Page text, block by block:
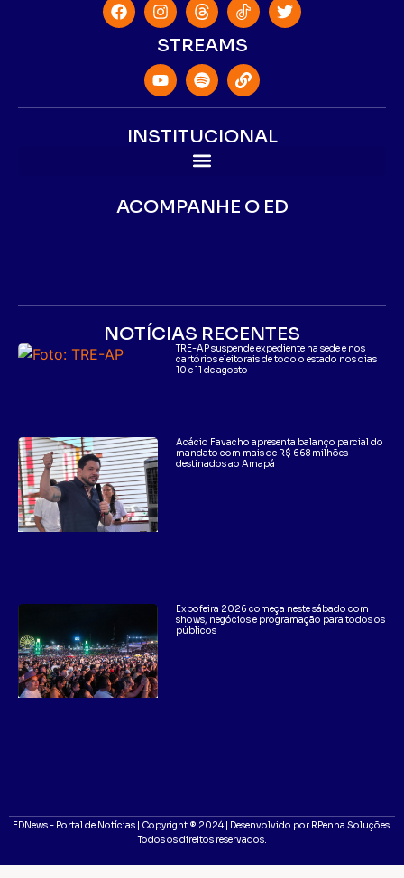
STREAMS
INSTITUCIONAL
ACOMPANHE O ED
NOTÍCIAS RECENTES
TRE-AP suspende expediente na sede e nos
cartórios eleitorais de todo o estado nos dias
10 e 11 de agosto
Acácio Favacho apresenta balanço parcial do
mandato com mais de R$ 668 milhões
destinados ao Amapá
Expofeira 2026 começa neste sábado com
shows, negócios e programação para todos os
públicos
EDNews - Portal de Notícias | Copyright ® 2024 | Desenvolvido por RPenna Soluções.
Todos os direitos reservados.